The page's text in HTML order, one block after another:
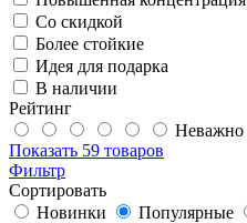
Со скидкой
Более стойкие
Идея для подарка
В наличии
Рейтинг
Неважно
Показать 59 товаров
Фильтр
Сортировать
Новинки
Популярные